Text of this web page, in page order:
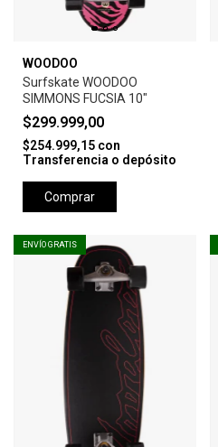
WOODOO
Surfskate WOODOO
SIMMONS FUCSIA 10"
$299.999,00
$254.999,15 con
Transferencia o depósito
Comprar
ENVÍO GRATIS